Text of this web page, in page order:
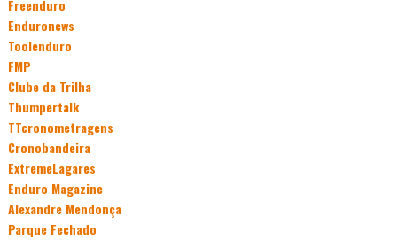
Freenduro
Enduronews
Toolenduro
FMP
Clube da Trilha
Thumpertalk
TTcronometragens
Cronobandeira
ExtremeLagares
Enduro Magazine
Alexandre Mendonça
Parque Fechado